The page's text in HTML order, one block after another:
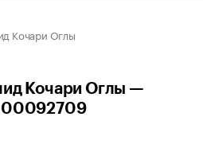
Кочари Оглы
Кочари Оглы —